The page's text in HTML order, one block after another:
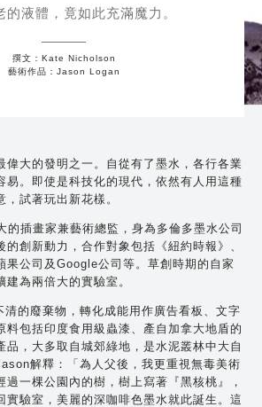
的液體，竟如此充滿魔力。
撰文：Kate Nicholson
藝術作品：Jason Logan
偉大的發明之一。自從有了墨水，各行各業
易。即使是科技化的現代，依然有人用這種
試著玩出新花樣。
插畫家兼藝術總監，身為多倫多墨水公司
創新動力，合作對象包括《紐約時報》、
果公司及Google公司等。草創時期的自家
為兩倍大的實驗室。
的廢棄物，轉化成能用作廣告看板、文字
料包括印度食用級蟲漆、產自加拿大地盾的
品，大多取自城郊綠地，是水泥叢林中大自
解釋：「為人父後，我更重視無毒美術
過一棵公園內的樹，樹上寫著『黑核桃』，
實驗室，美麗的深咖啡色墨水就此誕生。這